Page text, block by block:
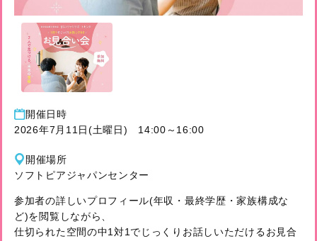
開催⽇時
2026年7月11日(土曜日) 14:00～16:00
開催場所
ソフトピアジャパンセンター
参加者の詳しいプロフィール(年収・最終学歴・家族構成な
ど)を閲覧しながら、
仕切られた空間の中1対1でじっくりお話しいただけるお見合